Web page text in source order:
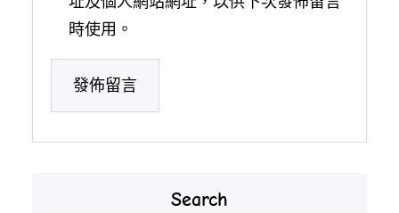
時使用。
Search